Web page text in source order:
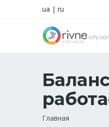
ua | ru
Строка
Главная